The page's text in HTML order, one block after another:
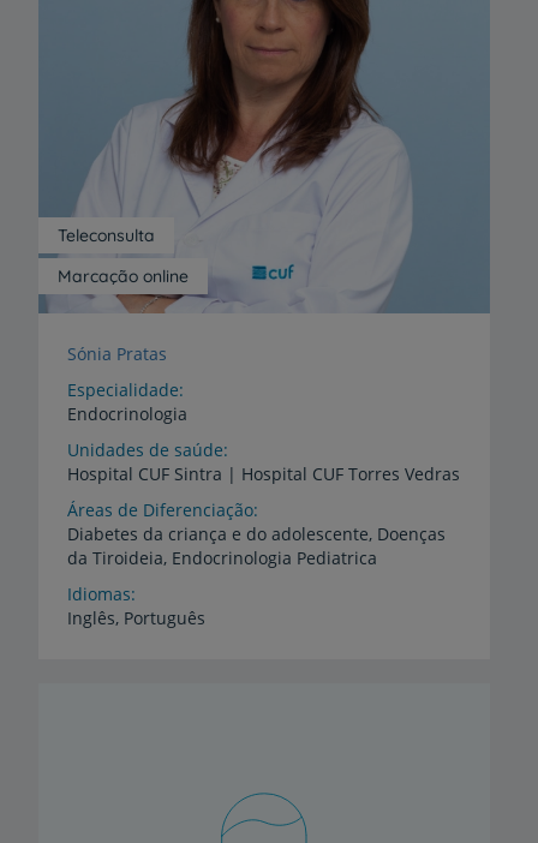
Marcação online
Teleconsulta
Sónia Pratas
Especialidade
Endocrinologia
Unidades de saúde
Hospital CUF Sintra | Hospital CUF Torres Vedras
Áreas de Diferenciação
Diabetes da criança e do adolescente, Doenças
da Tiroideia, Endocrinologia Pediatrica
Idiomas
Inglês, Português